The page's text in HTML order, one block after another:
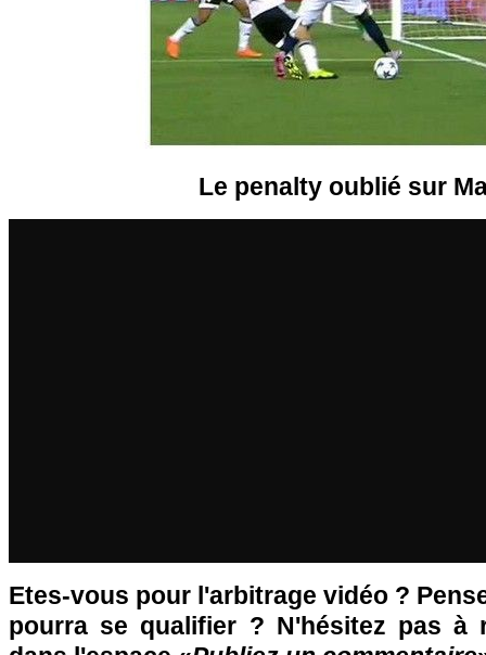
Le penalty oublié sur
Etes-vous pour l'arbitrage vidéo ?
pourra se qualifier ? N'hésitez pas à